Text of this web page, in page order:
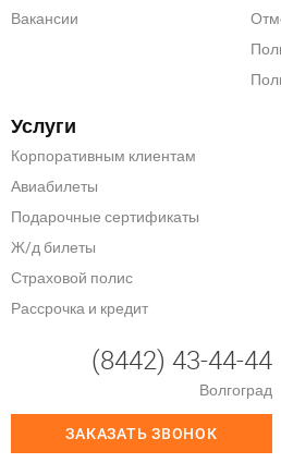
Вакансии
Услуги
Корпоративным клиентам
Авиабилеты
Подарочные сертификаты
Ж/д билеты
Страховой полис
Рассрочка и кредит
(8442) 43-44-44
Волгоград
ЗАКАЗАТЬ ЗВОНОК